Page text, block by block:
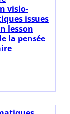
visio-
issues
lesson
la pensée